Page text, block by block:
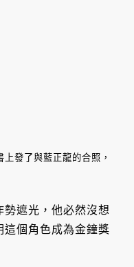
發了與藍正龍的合照，
遮光，他必然沒想
這個角色成為金鐘獎